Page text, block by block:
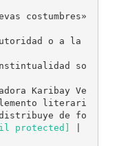
protected]